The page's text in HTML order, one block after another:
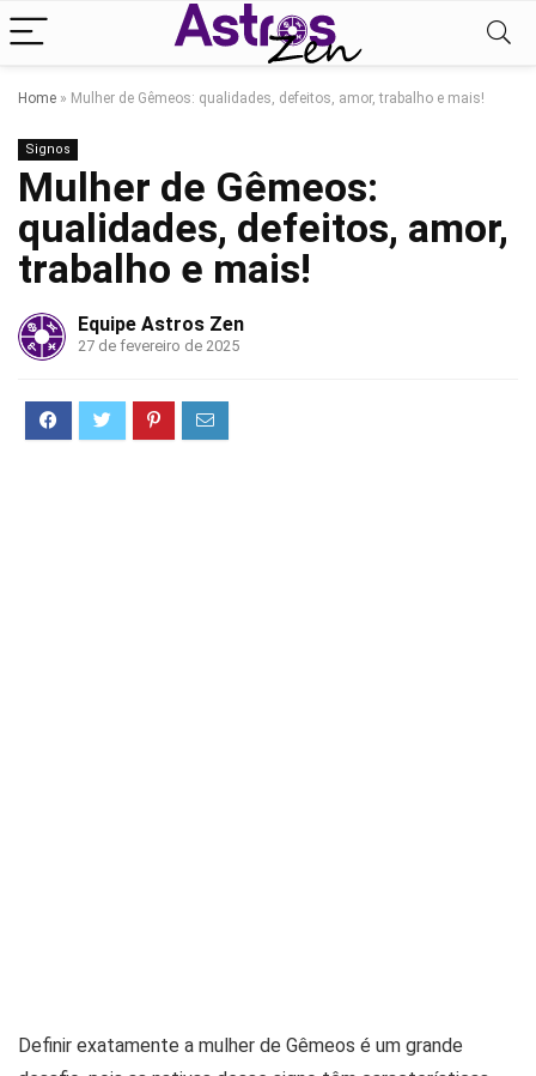
Home » Mulher de Gêmeos: qualidades, defeitos, amor, trabalho e mais!
Signos
Mulher de Gêmeos:
qualidades, defeitos, amor,
trabalho e mais!
Equipe Astros Zen
27 de fevereiro de 2025
Definir exatamente a mulher de Gêmeos é um grande